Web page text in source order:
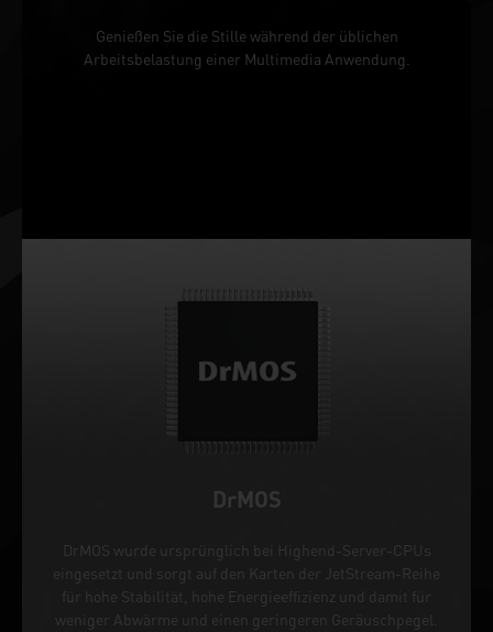
Genießen Sie die Stille während der üblichen
Arbeitsbelastung einer Multimedia Anwendung.
DrMOS
DrMOS wurde ursprünglich bei Highend-Server-CPUs
eingesetzt und sorgt auf den Karten der JetStream-Reihe
für hohe Stabilität, hohe Energieeffizienz und damit für
weniger Abwärme und einen geringeren Geräuschpegel.